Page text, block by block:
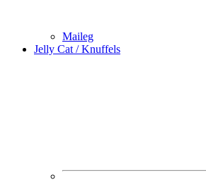
Maileg
Jelly Cat / Knuffels